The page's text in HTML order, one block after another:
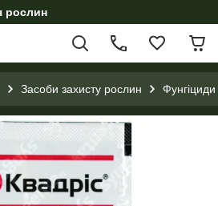
рослин
Засоби захисту рослин Фунгіциди